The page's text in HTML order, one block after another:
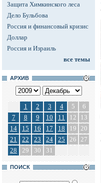
Защита Химкинского леса
Дело Бульбова
Россия и финансовый кризис
Доллар
Россия и Израиль
все темы
АРХИВ
1 2 3 4 5
6
7
8 9 10 11 12
13
14
15 16 17 18 19 20
21
22 23 24 25 26 27
28
29 30 31
ПОИСК